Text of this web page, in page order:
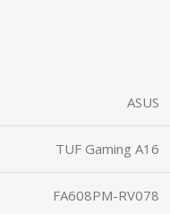
ASUS
TUF Gaming A16
FA608PM-RV078